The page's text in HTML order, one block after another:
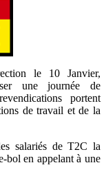
le 10 Janvier,
une journée de
portent
de travail et de la
salariés de T2C la
bol en appelant à une